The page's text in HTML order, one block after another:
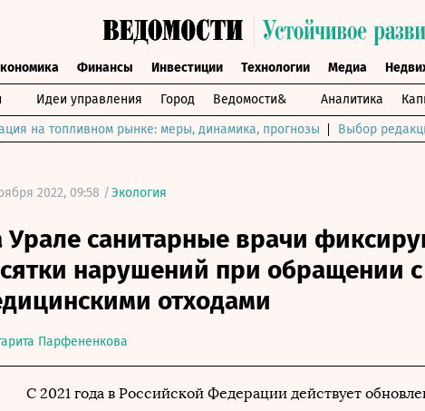
Финансы Инвестиции Технологии Медиа
Идеи управления Город Ведомости& Аналитика
на топливном рынке: меры, динамика, прогнозы Выбор
2022, 09:58 /Экология
Урале санитарные врачи
нарушений при обращении с
отходами
Парфененкова
С 2021 года в Российской Федерации действует